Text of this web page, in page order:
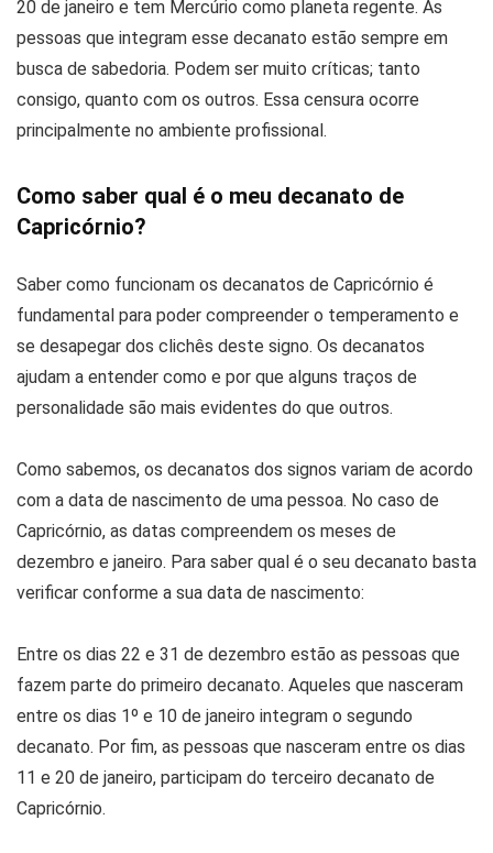
20 de janeiro e tem Mercúrio como planeta regente. As
pessoas que integram esse decanato estão sempre em
busca de sabedoria. Podem ser muito críticas; tanto
consigo, quanto com os outros. Essa censura ocorre
principalmente no ambiente profissional.
Como saber qual é o meu decanato de
Capricórnio?
Saber como funcionam os decanatos de Capricórnio é
fundamental para poder compreender o temperamento e
se desapegar dos clichês deste signo. Os decanatos
ajudam a entender como e por que alguns traços de
personalidade são mais evidentes do que outros.
Como sabemos, os decanatos dos signos variam de acordo
com a data de nascimento de uma pessoa. No caso de
Capricórnio, as datas compreendem os meses de
dezembro e janeiro. Para saber qual é o seu decanato basta
verificar conforme a sua data de nascimento:
Entre os dias 22 e 31 de dezembro estão as pessoas que
fazem parte do primeiro decanato. Aqueles que nasceram
entre os dias 1º e 10 de janeiro integram o segundo
decanato. Por fim, as pessoas que nasceram entre os dias
11 e 20 de janeiro, participam do terceiro decanato de
Capricórnio.